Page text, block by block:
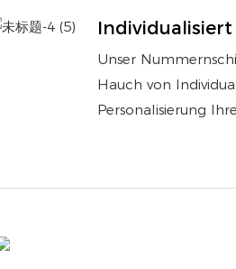
Individualisiert
Unser
Hauch von
Personalisierung